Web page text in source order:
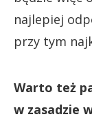
najlepiej
przy tym
Warto też
w zasadzie